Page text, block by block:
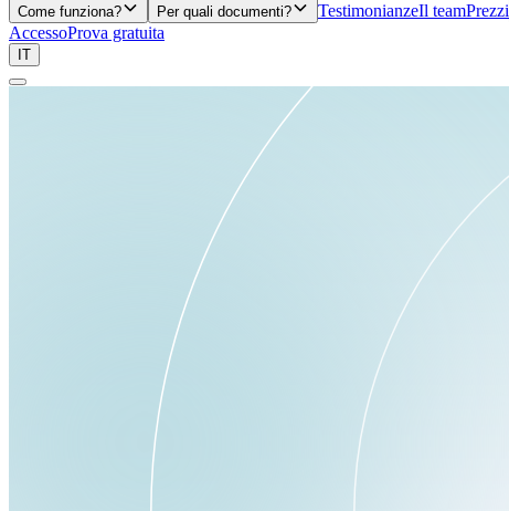
Come funziona? Per quali documenti? TestimonianzeIl teamPrezzi
AccessoProva gratuita
IT